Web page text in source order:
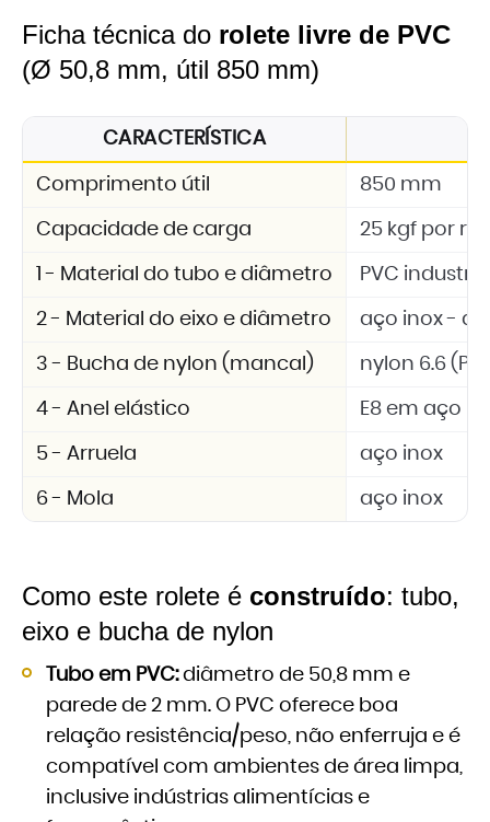
Ficha técnica do rolete livre de PVC
(Ø 50,8 mm, útil 850 mm)
CARACTERÍSTICA
Comprimento útil 850 mm
Capacidade de carga 25 kgf por
1 - Material do tubo e diâmetro PVC
2 - Material do eixo e diâmetro aço inox -
3 - Bucha de nylon (mancal) nylon 6.6 (PA
4 - Anel elástico E8 em aço
5 - Arruela aço inox
6 - Mola aço inox
Como este rolete é construído: tubo,
eixo e bucha de nylon
Tubo em PVC:diâmetro de 50,8 mm e
parede de 2 mm. O PVC oferece boa
relação resistência/peso, não enferruja e é
compatível com ambientes de área limpa,
inclusive indústrias alimentícias e